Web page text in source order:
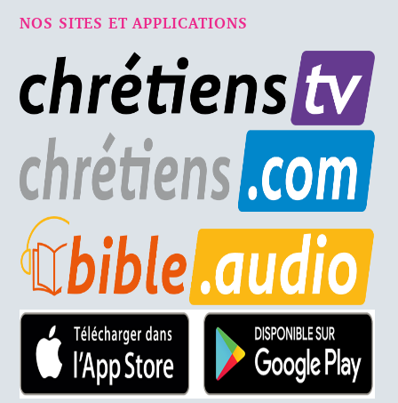
NOS SITES ET APPLICATIONS